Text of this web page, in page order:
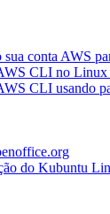
conta AWS
CLI no Linux
CLI usando
do Kubuntu